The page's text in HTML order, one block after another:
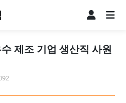
제조 기업 생산직 사원